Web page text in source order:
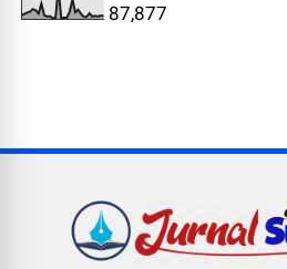
87,877